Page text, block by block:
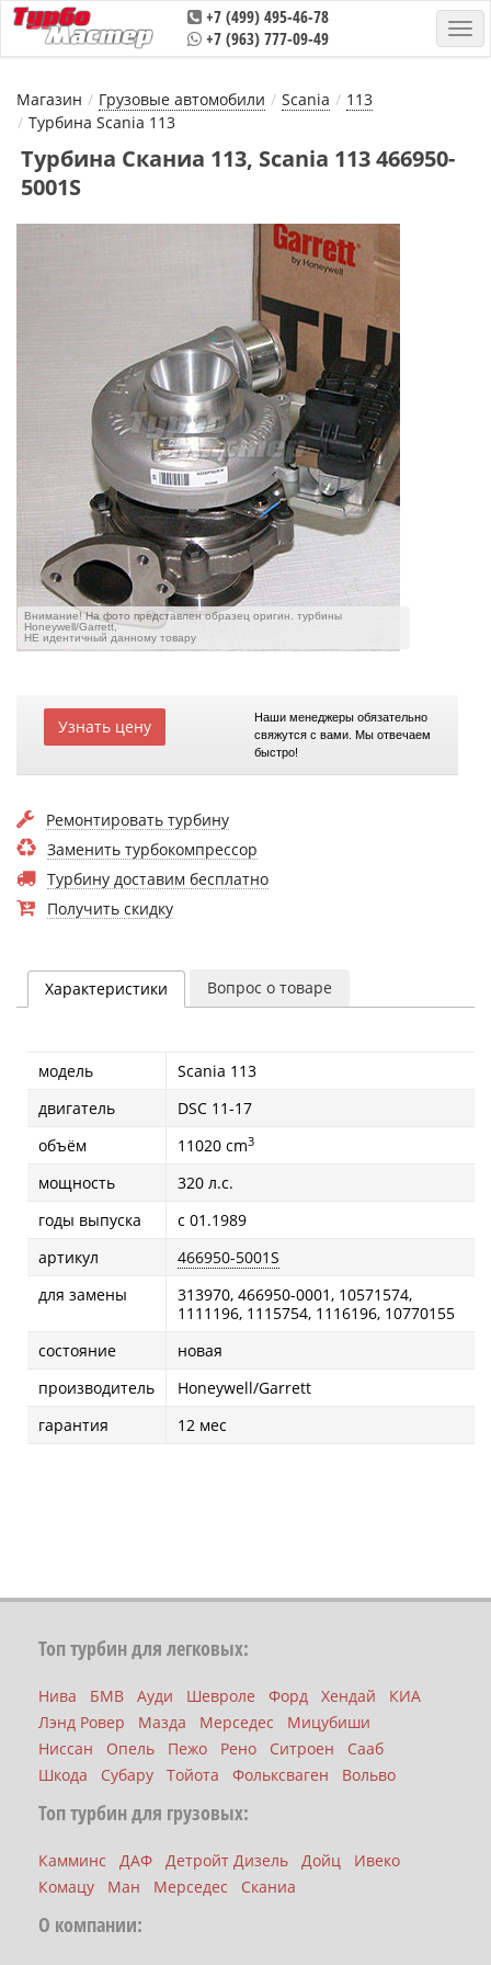
+7 (499) 495-46-78
+7 (963) 777-09-49
Магазин Грузовые автомобили Scania
113
Турбина Scania 113
Турбина Сканиа 113, Scania 113 466950-
5001S
Внимание! На фото представлен образец оригин. турбины
Honeywell/Garrett,
НЕ идентичный данному товару
Узнать цену
Наши менеджеры обязательно
свяжутся с вами. Мы отвечаем
быстро!
Ремонтировать турбину
Заменить турбокомпрессор
Турбину доставим бесплатно
Получить скидку
Характеристики Вопрос о товаре
модель
Scania 113
двигатель
DSC 11-17
объём
11020 cm3
мощность
320 л.с.
годы выпуска
с 01.1989
артикул
466950-5001S
для замены
313970, 466950-0001, 10571574,
1111196, 1115754, 1116196, 10770155
состояние
новая
производитель
Honeywell/Garrett
гарантия
12 мес
Топ турбин для легковых:
Нива БМВ Ауди Шевроле Форд Хендай
КИА
Лэнд Ровер
Мазда Мерседес
Мицубиши
Ниссан
Опель Пежо Рено Ситроен
Сааб
Шкода
Субару Тойота Фольксваген Вольво
Топ турбин для грузовых:
Камминс ДАФ Детройт Дизель Дойц
Ивеко
Комацу
Ман Мерседес Сканиа
О компании: